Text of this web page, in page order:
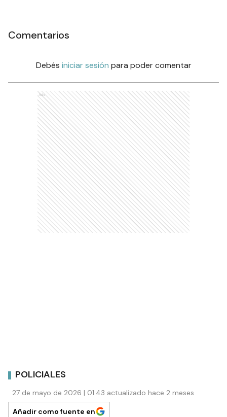
Comentarios
Debés iniciar sesión para poder comentar
Ads
POLICIALES
27 de mayo de 2026 | 01:43 actualizado hace 2 meses
Añadir como fuente en